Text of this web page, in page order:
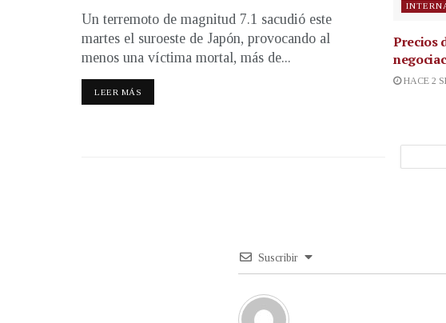
Un terremoto de magnitud 7.1 sacudió este
martes el suroeste de Japón, provocando al
menos una víctima mortal, más de...
LEER MÁS
Precios
HACE 2
Suscribir